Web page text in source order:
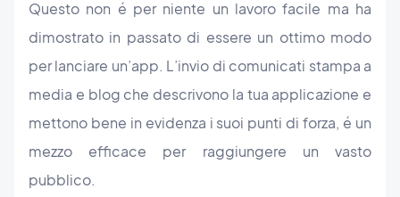
Questo non é per niente un lavoro facile ma ha
dimostrato in passato di essere un ottimo modo
per lanciare un’app. L’invio di comunicati stampa a
media e blog che descrivono la tua applicazione e
mettono bene in evidenza i suoi punti di forza, é un
mezzo efficace per raggiungere un vasto
pubblico.